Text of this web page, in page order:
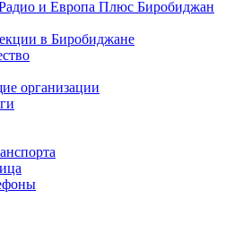
и Европа Плюс Биробиджан
в Биробиджане
организации